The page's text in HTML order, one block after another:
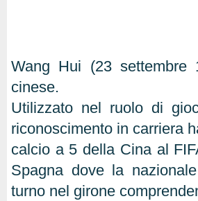
Wang Hui (23
cinese.
Utilizzato nel ruolo di
riconoscimento in carriera
calcio a 5 della Cina al
Spagna dove la
turno nel girone